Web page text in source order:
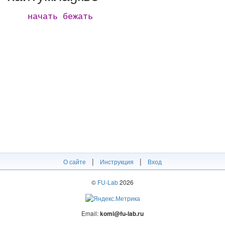
начать бежать
О сайте | Инструкция | Вход
© FU-Lab2026
Email:komi@fu-lab.ru